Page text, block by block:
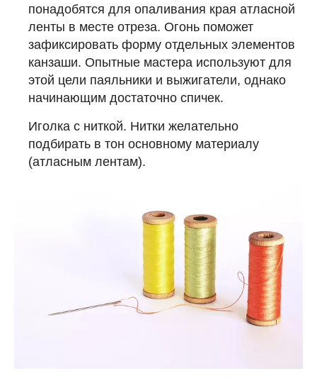
понадобятся для опаливания края атласной
ленты в месте отреза. Огонь поможет
зафиксировать форму отдельных элементов
канзаши. Опытные мастера используют для
этой цели паяльники и выжигатели, однако
начинающим достаточно спичек.
Иголка с ниткой. Нитки желательно
подбирать в тон основному материалу
(атласным лентам).